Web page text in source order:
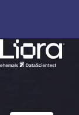
springen